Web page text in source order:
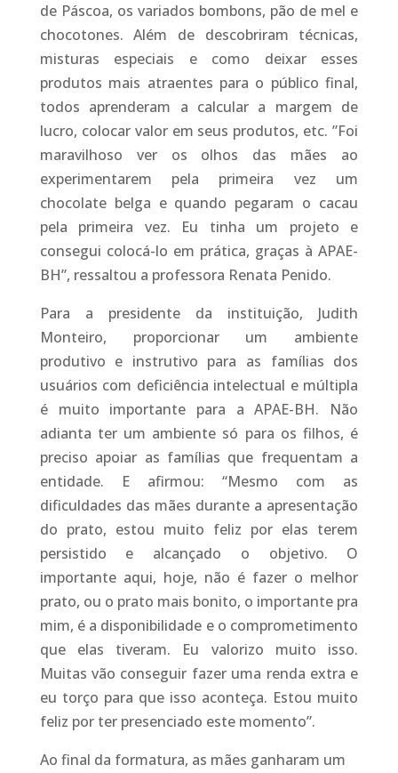
de Páscoa, os variados bombons, pão de mel e
chocotones. Além de descobriram técnicas,
misturas especiais e como deixar esses
produtos mais atraentes para o público final,
todos aprenderam a calcular a margem de
lucro, colocar valor em seus produtos, etc. ”Foi
maravilhoso ver os olhos das mães ao
experimentarem pela primeira vez um
chocolate belga e quando pegaram o cacau
pela primeira vez. Eu tinha um projeto e
consegui colocá-lo em prática, graças à APAE-
BH”, ressaltou a professora Renata Penido.
Para a presidente da instituição, Judith
Monteiro, proporcionar um ambiente
produtivo e instrutivo para as famílias dos
usuários com deficiência intelectual e múltipla
é muito importante para a APAE-BH. Não
adianta ter um ambiente só para os filhos, é
preciso apoiar as famílias que frequentam a
entidade. E afirmou: “Mesmo com as
dificuldades das mães durante a apresentação
do prato, estou muito feliz por elas terem
persistido e alcançado o objetivo. O
importante aqui, hoje, não é fazer o melhor
prato, ou o prato mais bonito, o importante pra
mim, é a disponibilidade e o comprometimento
que elas tiveram. Eu valorizo muito isso.
Muitas vão conseguir fazer uma renda extra e
eu torço para que isso aconteça. Estou muito
feliz por ter presenciado este momento”.
Ao final da formatura, as mães ganharam um